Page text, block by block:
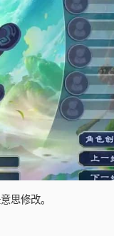
思修改。